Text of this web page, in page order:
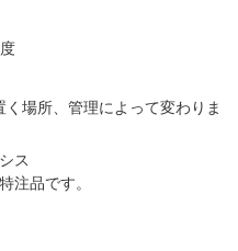
場所、管理によって変わりま
ス
注品です。